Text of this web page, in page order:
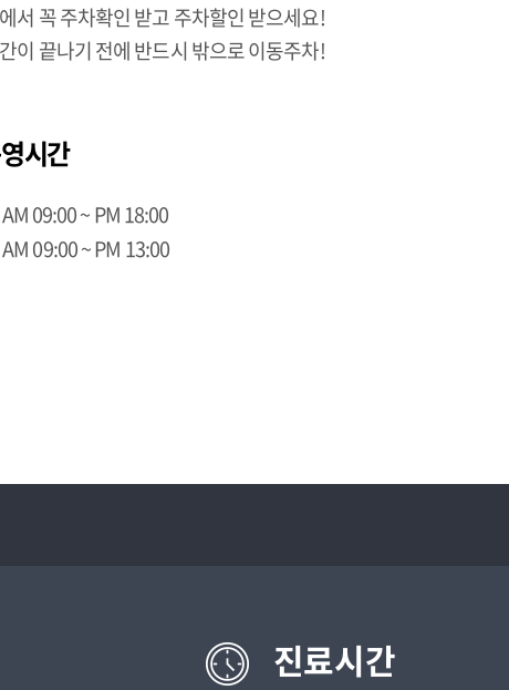
서 꼭 주차확인 받고 주차할인 받으세요!
이 끝나기 전에 반드시 밖으로 이동주차!
시간
AM 09:00 ~ PM 18:00
AM 09:00 ~ PM 13:00
진료시간